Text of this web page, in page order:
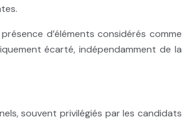
d’éléments considérés comme
écarté, indépendamment de la
souvent privilégiés par les candidats